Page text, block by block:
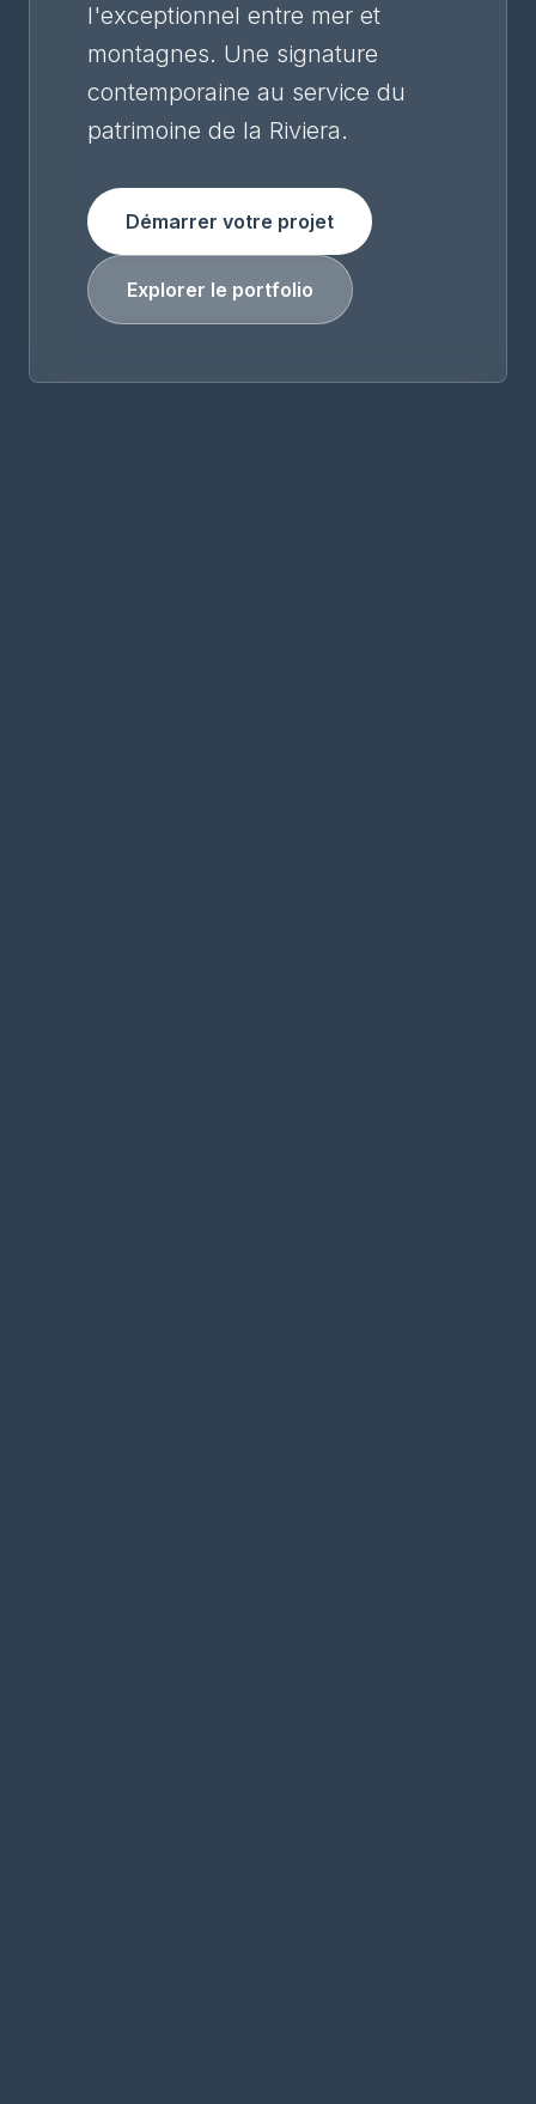
l'exceptionnel entre mer et
montagnes. Une signature
contemporaine au service du
patrimoine de la Riviera.
Démarrer votre projet
Explorer le portfolio